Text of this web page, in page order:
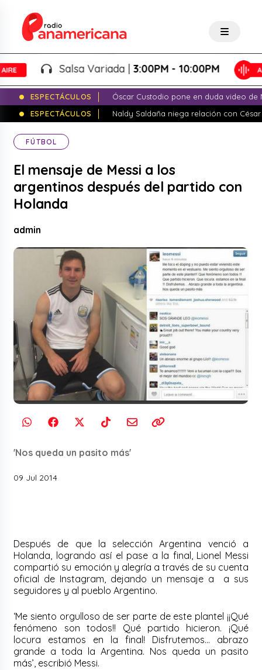
Salsa Variada |3:00PM - 10:00PM
ESPECTÁCULOS
Óscar Custodio pone en duda video de
ESPECTÁCULOS
Naldy Saldaña niega relación con
FÚTBOL
El mensaje de Messi a los
argentinos después del partido con
Holanda
admin
'Nos queda un pasito más'
09 Jul 2014
Después de que la selección Argentina venció a
Holanda, logrando así el pase a la final, Lionel Messi
compartió su emoción y alegría a través de su cuenta
oficial de Instagram, dejando un mensaje a
a sus
seguidores y al pueblo Argentino.
‘Me siento orgulloso de ser parte de este plantel ¡¡Qué
fenómeno son todos!! Qué partido hicieron. ¡Qué
locura estamos en la final! Disfrutemos… abrazo
grande a toda la Argentina. Nos queda un pasito
más’, escribió Messi.